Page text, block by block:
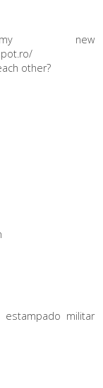
new
other?
militar